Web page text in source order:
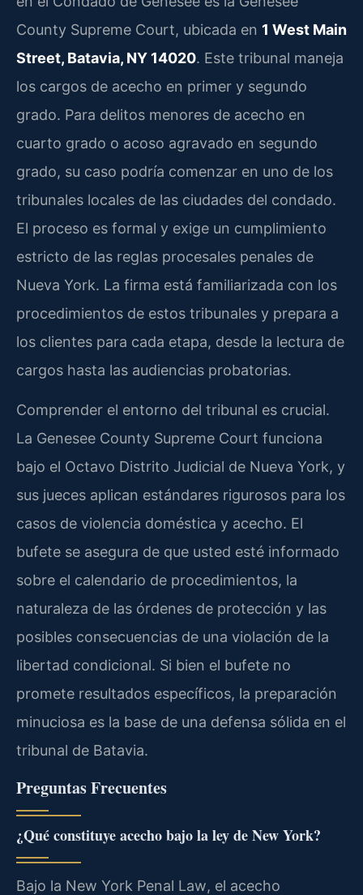
County Supreme Court, ubicada en 1 West Main
Street, Batavia, NY 14020. Este tribunal maneja
los cargos de acecho en primer y segundo
grado. Para delitos menores de acecho en
cuarto grado o acoso agravado en segundo
grado, su caso podría comenzar en uno de los
tribunales locales de las ciudades del condado.
El proceso es formal y exige un cumplimiento
estricto de las reglas procesales penales de
Nueva York. La firma está familiarizada con los
procedimientos de estos tribunales y prepara a
los clientes para cada etapa, desde la lectura de
cargos hasta las audiencias probatorias.
Comprender el entorno del tribunal es crucial.
La Genesee County Supreme Court funciona
bajo el Octavo Distrito Judicial de Nueva York, y
sus jueces aplican estándares rigurosos para los
casos de violencia doméstica y acecho. El
bufete se asegura de que usted esté informado
sobre el calendario de procedimientos, la
naturaleza de las órdenes de protección y las
posibles consecuencias de una violación de la
libertad condicional. Si bien el bufete no
promete resultados específicos, la preparación
minuciosa es la base de una defensa sólida en el
tribunal de Batavia.
Preguntas Frecuentes
¿Qué constituye acecho bajo la ley de New York?
Bajo la New York Penal Law, el acecho